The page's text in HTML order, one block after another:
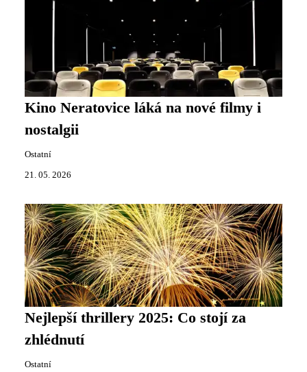
Kino Neratovice láká na nové filmy i
nostalgii
Ostatní
21. 05. 2026
Nejlepší thrillery 2025: Co stojí za
zhlédnutí
Ostatní